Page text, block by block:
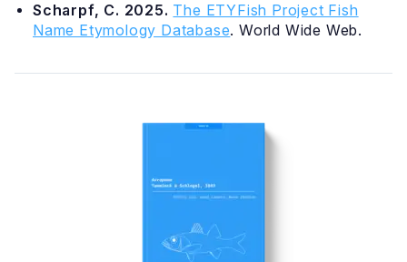
Scharpf, C. 2025. The ETYFish Project Fish
Name Etymology Database. World Wide Web.